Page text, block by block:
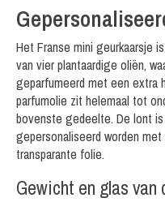
Het Franse mini geurkaarsje
van vier plantaardige oliën,
geparfumeerd met een extra
parfumolie zit helemaal tot
bovenste gedeelte. De lont
gepersonaliseerd worden
transparante folie.
Gewicht en glas van